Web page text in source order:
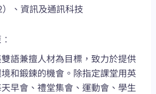
、資訊及通訊科技
語兼擅人材為目標，致力於提供
和鍛鍊的機會。除指定課堂用英
早會、禮堂集會、運動會、學生